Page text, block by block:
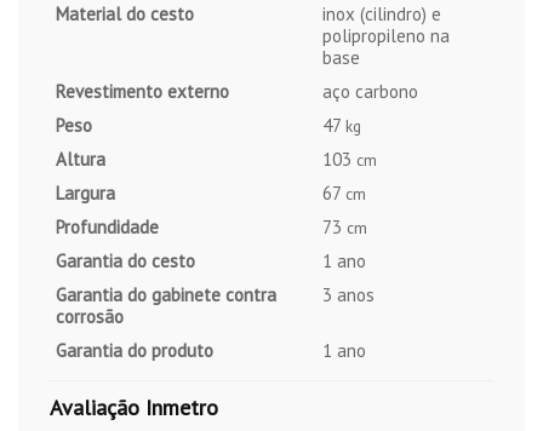
Material do cesto
inox (cilindro) e
polipropileno na
base
Revestimento externo
aço carbono
Peso
47 kg
Altura 103 cm
Largura 67 cm
Profundidade 73 cm
Garantia do cesto
1 ano
Garantia do gabinete contra
corrosão
3 anos
Garantia do produto 1 ano
Avaliação Inmetro